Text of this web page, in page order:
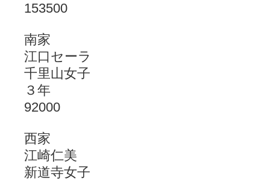
153500
南家
江口セーラ
千里山女子
３年
92000
西家
江崎仁美
新道寺女子